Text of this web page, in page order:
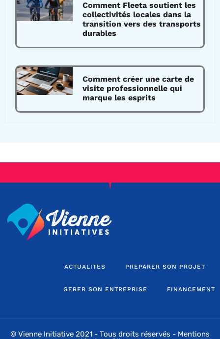
Comment Fleeta soutient les
collectivités locales dans la
transition vers des transports
durables
Comment créer une carte de
visite professionnelle qui
marque les esprits
ACTUALITES PREPARER SON PROJET
GERER SON ENTREPRISE FINANCEMENT
© Vienne Initiative 2021 - Tous droits réservés - Mentions